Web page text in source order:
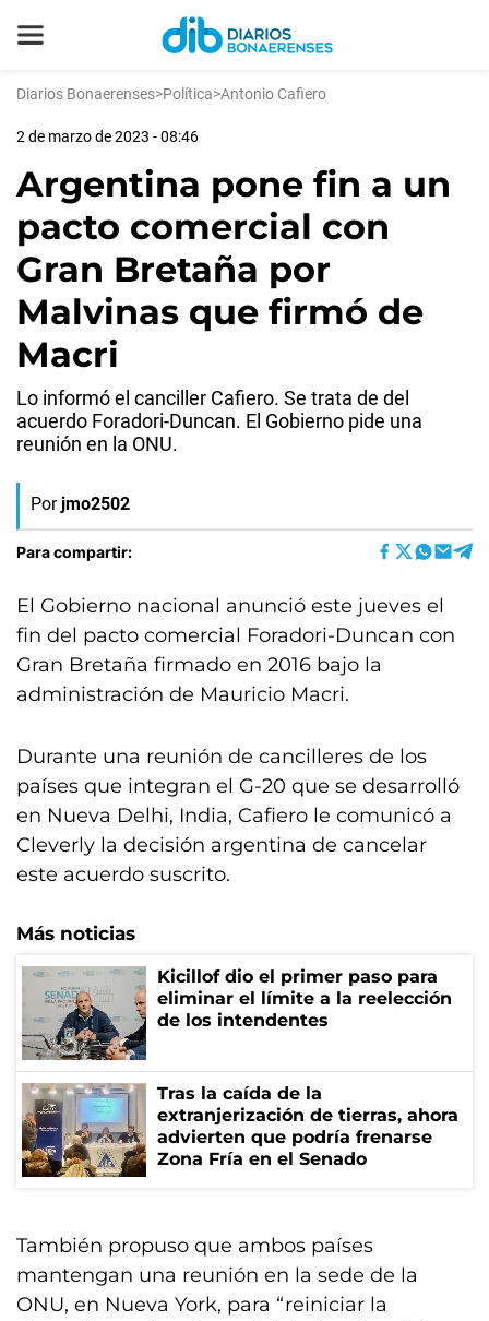
Diarios Bonaerenses>Política>Antonio Cafiero
2 de marzo de 2023 - 08:46
Argentina pone fin a un
pacto comercial con
Gran Bretaña por
Malvinas que firmó de
Macri
Lo informó el canciller Cafiero. Se trata de del
acuerdo Foradori-Duncan. El Gobierno pide una
reunión en la ONU.
Por jmo2502
Para compartir:
El Gobierno nacional anunció este jueves el
fin del pacto comercial Foradori-Duncan con
Gran Bretaña firmado en 2016 bajo la
administración de Mauricio Macri.
Durante una reunión de cancilleres de los
países que integran el G-20 que se desarrolló
en Nueva Delhi, India, Cafiero le comunicó a
Cleverly la decisión argentina de cancelar
este acuerdo suscrito.
Más noticias
Kicillof dio el primer paso para
eliminar el límite a la reelección
de los intendentes
Tras la caída de la
extranjerización de tierras, ahora
advierten que podría frenarse
Zona Fría en el Senado
También propuso que ambos países
mantengan una reunión en la sede de la
ONU, en Nueva York, para “reiniciar la